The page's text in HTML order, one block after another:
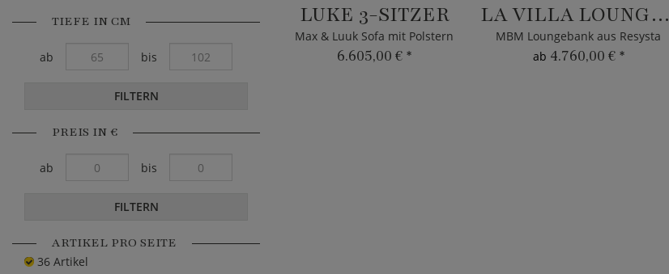
LUKE 3-SITZER
Max & Luuk Sofa mit Polstern
6.605,00 € *
LA VILLA LOUNGE 3-SITZER
MBM Loungebank aus Resysta
ab 4.760,00 € *
TIEFE IN CM
ab bis
FILTERN
PREIS IN €
ab bis
FILTERN
ARTIKEL PRO SEITE
36 Artikel